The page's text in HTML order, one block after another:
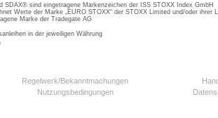
sind eingetragene Markenzeichen der ISS STOXX Index GmbH
Werte der Marke „EURO STOXX“ der STOXX Limited und/oder ihrer
Marke der Tradegate AG
in der jeweiligen Währung
Regelwerk/Bekanntmachungen
Nutzungsbedingungen